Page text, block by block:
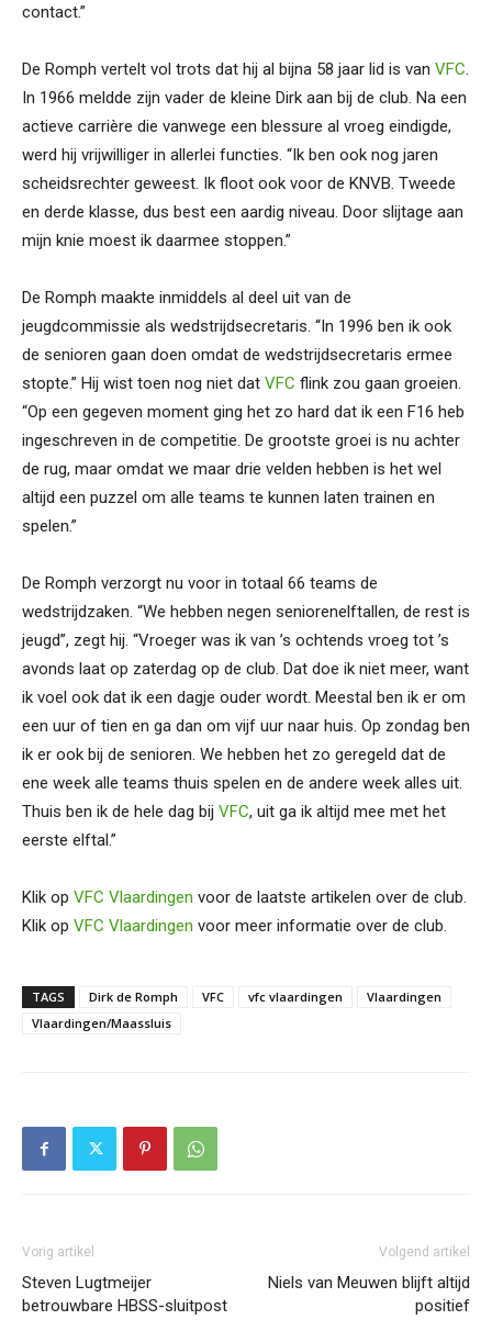
contact.”
De Romph vertelt vol trots dat hij al bijna 58 jaar lid is van VFC.
In 1966 meldde zijn vader de kleine Dirk aan bij de club. Na een
actieve carrière die vanwege een blessure al vroeg eindigde,
werd hij vrijwilliger in allerlei functies. “Ik ben ook nog jaren
scheidsrechter geweest. Ik floot ook voor de KNVB. Tweede
en derde klasse, dus best een aardig niveau. Door slijtage aan
mijn knie moest ik daarmee stoppen.”
De Romph maakte inmiddels al deel uit van de
jeugdcommissie als wedstrijdsecretaris. “In 1996 ben ik ook
de senioren gaan doen omdat de wedstrijdsecretaris ermee
stopte.” Hij wist toen nog niet dat VFC flink zou gaan groeien.
“Op een gegeven moment ging het zo hard dat ik een F16 heb
ingeschreven in de competitie. De grootste groei is nu achter
de rug, maar omdat we maar drie velden hebben is het wel
altijd een puzzel om alle teams te kunnen laten trainen en
spelen.”
De Romph verzorgt nu voor in totaal 66 teams de
wedstrijdzaken. “We hebben negen seniorenelftallen, de rest is
jeugd”, zegt hij. “Vroeger was ik van ’s ochtends vroeg tot ’s
avonds laat op zaterdag op de club. Dat doe ik niet meer, want
ik voel ook dat ik een dagje ouder wordt. Meestal ben ik er om
een uur of tien en ga dan om vijf uur naar huis. Op zondag ben
ik er ook bij de senioren. We hebben het zo geregeld dat de
ene week alle teams thuis spelen en de andere week alles uit.
Thuis ben ik de hele dag bij VFC, uit ga ik altijd mee met het
eerste elftal.”
Klik op VFC Vlaardingen voor de laatste artikelen over de club.
Klik op VFC Vlaardingen voor meer informatie over de club.
TAGS Dirk de Romph VFC vfc vlaardingen
Vlaardingen
Vlaardingen/Maassluis
Vorig artikel
Steven Lugtmeijer
betrouwbare HBSS-sluitpost
Volgend artikel
Niels van Meuwen blijft altijd
positief